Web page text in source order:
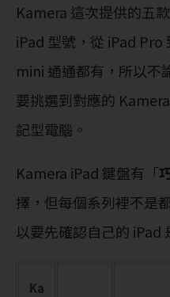
Kamera 這次提供的五
iPad 型號，從 iPad Pro
mini 通通都有，所以不
要挑選到對應的
記型電腦。
Kamera iPad 鍵盤有「
擇，但每個系列裡不是
以要先確認自己的 iPad
Ka